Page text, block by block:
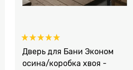
Дверь для Бани Эконом
осина/коробка хвоя -